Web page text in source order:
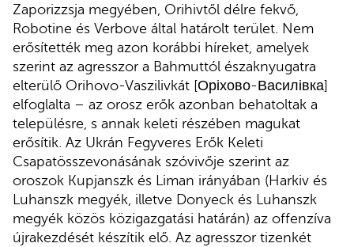
Zaporizzsja megyében, Orihivtől délre fekvő,
Robotine és Verbove által határolt terület. Nem
erősítették meg azon korábbi híreket, amelyek
szerint az agresszor a Bahmuttól északnyugatra
elterülő Orihovo-Vaszilivkát [Оріхово-Василівка]
elfoglalta – az orosz erők azonban behatoltak a
településre, s annak keleti részében magukat
erősítik. Az Ukrán Fegyveres Erők Keleti
Csapatösszevonásának szóvivője szerint az
oroszok Kupjanszk és Liman irányában (Harkiv és
Luhanszk megyék, illetve Donyeck és Luhanszk
megyék közös közigazgatási határán) az offenzíva
újrakezdését készítik elő. Az agresszor tizenkét